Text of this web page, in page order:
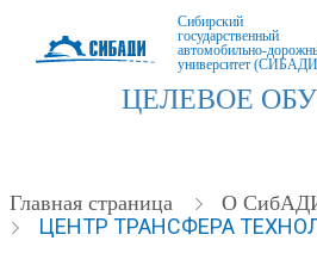
Сибирский
государственный
автомобильно-
университет
ЦЕЛЕВОЕ
Главная страница О
ЦЕНТР ТРАНСФЕРА